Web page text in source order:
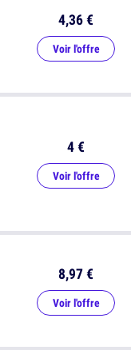
4 €
Voir l'offre
4,36 €
Voir l'offre
8,97 €
Voir l'offre